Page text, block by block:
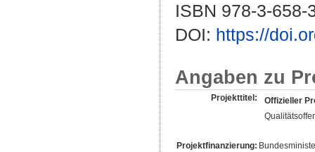
ISBN 978-3-658-
DOI: https://
Angaben zu
Projekttitel:
Offizieller
Projektfinanzierung: